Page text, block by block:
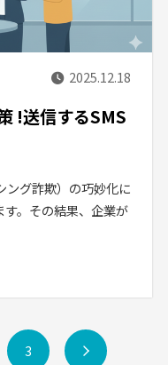
2025.12.18
!送信するSMS
ング詐欺）の巧妙化に
。その結果、企業が
3 次